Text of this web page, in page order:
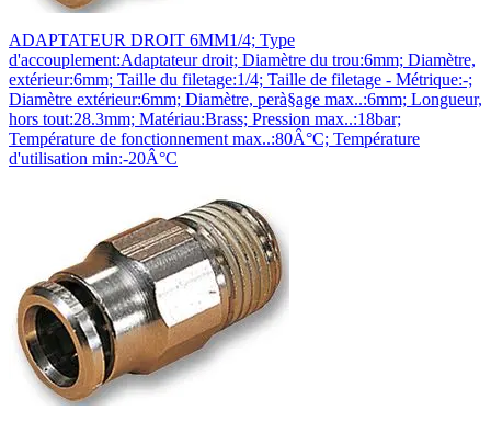
ADAPTATEUR DROIT 6MM1/4; Type
d'accouplement:Adaptateur droit; Diamètre du trou:6mm; Diamètre,
extérieur:6mm; Taille du filetage:1/4; Taille de filetage - Métrique:-;
Diamètre extérieur:6mm; Diamètre, perà§age max..:6mm; Longueur,
hors tout:28.3mm; Matériau:Brass; Pression max..:18bar;
Température de fonctionnement max..:80Â°C; Température
d'utilisation min:-20Â°C